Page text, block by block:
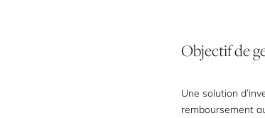
Objectif de
Une solution
remboursement